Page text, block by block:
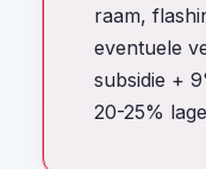
raam,
eventuele
subsidie +
20-25%